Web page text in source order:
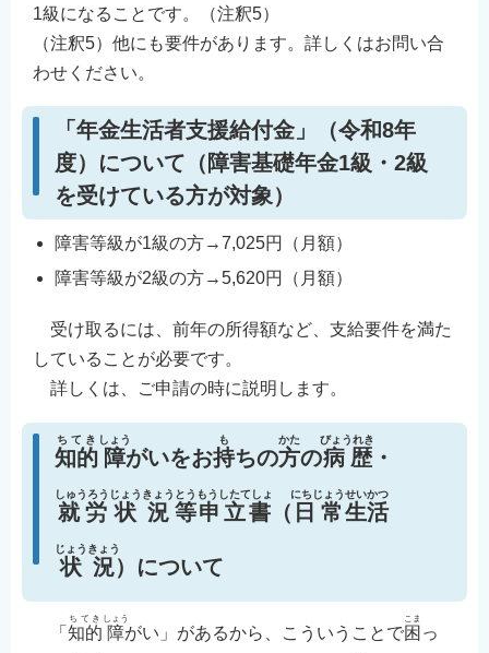
1級になることです。（注釈5）
（注釈5）他にも要件があります。詳しくはお問い合
わせください。
「年金生活者支援給付金」（令和8年
度）について（障害基礎年金1級・2級
を受けている方が対象）
障害等級が1級の方→7,025円（月額）
障害等級が2級の方→5,620円（月額）
受け取るには、前年の所得額など、支給要件を満た
していることが必要です。
詳しくは、ご申請の時に説明します。
知的
ちてき
障
しょう
がいをお持
も
ちの方
かた
の病歴
びょうれき
・
就労
しゅうろう
状況
じょうきょう
等
とう
申立書
もうしたてしょ
（ 日常
にちじょう
生活
せいかつ
状況
じょうきょう
）について
「 知的
ちてき
障
しょう
がい」があるから、こういうことで困
こま
っ